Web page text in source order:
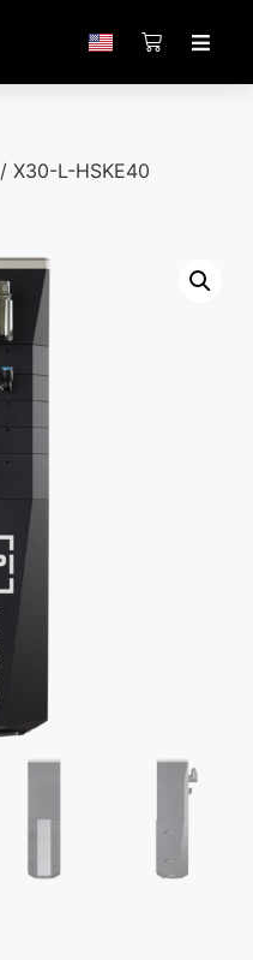
/ X30-L-HSKE40